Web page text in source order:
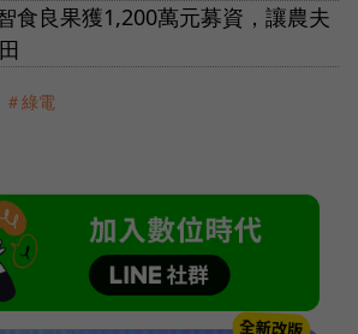
食良果獲1,200萬元募資，讓農夫
＃綠電